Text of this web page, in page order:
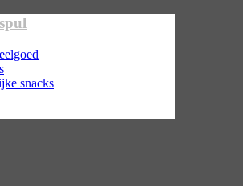
snacks